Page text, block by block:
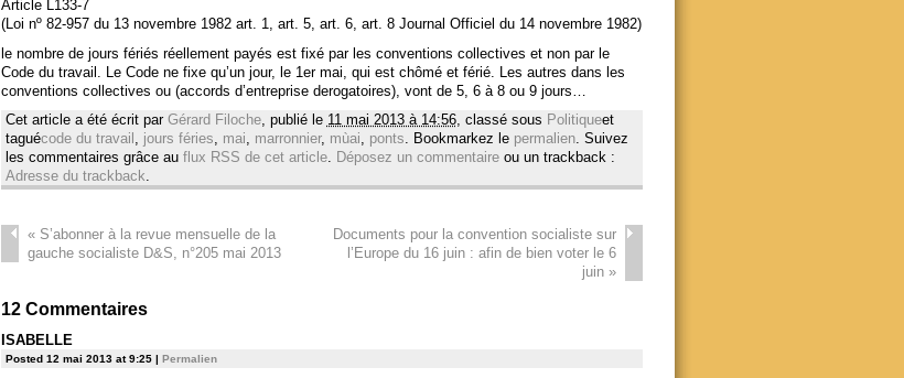
Article L133-7
(Loi nº 82-957 du 13 novembre 1982 art. 1, art. 5, art. 6, art. 8 Journal Officiel du 14 novembre 1982)
le nombre de jours fériés réellement payés est fixé par les conventions collectives et non par le
Code du travail. Le Code ne fixe qu’un jour, le 1er mai, qui est chômé et férié. Les autres dans les
conventions collectives ou (accords d’entreprise derogatoires), vont de 5, 6 à 8 ou 9 jours…
Cet article a été écrit par Gérard Filoche, publié le 11 mai 2013 à 14:56, classé sous Politiqueet
taguécode du travail , jours féries, mai, marronnier, mùai, ponts. Bookmarkez le permalien. Suivez
les commentaires grâce au flux RSS de cet article. Déposez un commentaireou un trackback :
Adresse du trackback.
«S’abonner à la revue mensuelle de la
gauche socialiste D&S, n°205 mai 2013
Documents pour la convention socialiste sur
l’Europe du 16 juin : afin de bien voter le 6
juin»
12Commentaires
ISABELLE
Posted 12 mai 2013 at 9:25 | Permalien